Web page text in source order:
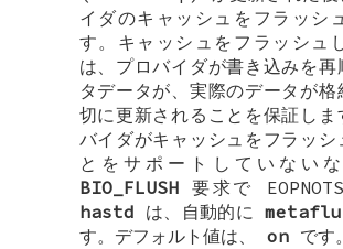
イダのキャッシュをフラッシ
す。キャッシュをフラッシュ
は、プロバイダが書き込みを再
タデータが、実際のデータが
切に更新されることを保証しま
バイダがキャッシュをフラッシ
とをサポートしていない
BIO_FLUSH要求で
hastd は、自動的に
す。デフォルト値は、 onです。